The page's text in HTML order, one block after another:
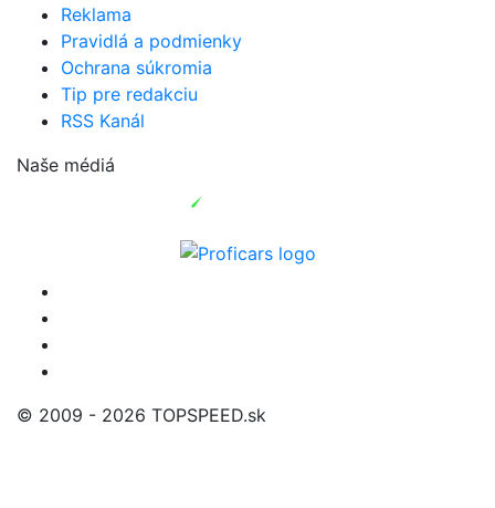
Reklama
Pravidlá a podmienky
Ochrana súkromia
Tip pre redakciu
RSS Kanál
Naše médiá
© 2009 - 2026 TOPSPEED.sk